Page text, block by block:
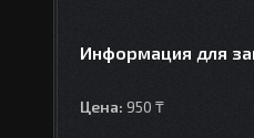
Информация для
Цена: 950 ₸